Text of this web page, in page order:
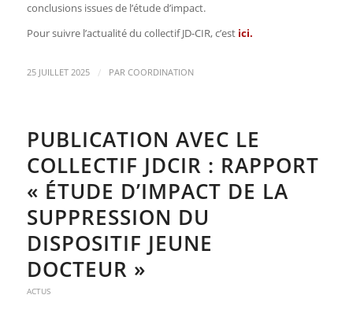
conclusions issues de l’étude d’impact.
Pour suivre l’actualité du collectif JD-CIR, c’est ici.
25 JUILLET 2025 / PAR COORDINATION
PUBLICATION AVEC LE
COLLECTIF JDCIR : RAPPORT
« ÉTUDE D’IMPACT DE LA
SUPPRESSION DU
DISPOSITIF JEUNE
DOCTEUR »
ACTUS